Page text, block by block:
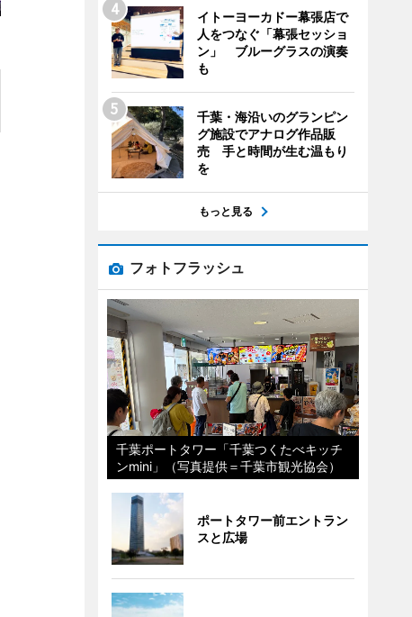
イトーヨーカドー幕張店で
人をつなぐ「幕張セッショ
ン」 ブルーグラスの演奏
も
千葉・海沿いのグランピン
グ施設でアナログ作品販
売 手と時間が生む温もり
を
もっと見る
フォトフラッシュ
千葉ポートタワー「千葉つくたべキッチ
ンmini」（写真提供＝千葉市観光協会）
ポートタワー前エントラン
スと広場